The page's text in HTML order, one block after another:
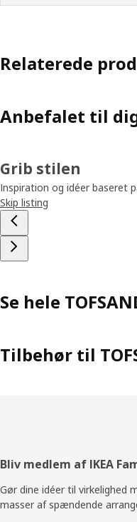
Relaterede
Anbefalet til
Grib stilen
Inspiration og idéer baseret
Skip listing
Se hele
Tilbehør til
Footer
Bliv medlem af IKEA
Gør dine idéer til virkelighed
masser af spændende